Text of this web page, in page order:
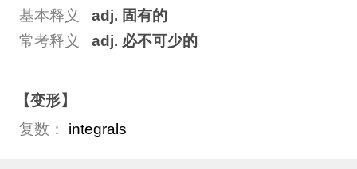
基本释义
adj. 固有的
常考释义
adj. 必不可少的
【变形】
复数：
integrals